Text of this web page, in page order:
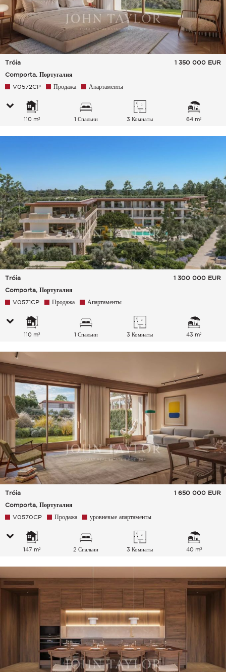
Tróia
Comporta, Португалия
1 350 000 EUR
V0572CP Продажа Апартаменты
110 m² 1 Спальни 3 Комнаты 64 m²
Tróia
Comporta, Португалия
1 300 000 EUR
V0571CP Продажа Апартаменты
110 m² 1 Спальни 3 Комнаты 43 m²
Tróia
Comporta, Португалия
1 650 000 EUR
V0570CP Продажа уровневые апартаменты
147 m² 2 Спальни 3 Комнаты 40 m²